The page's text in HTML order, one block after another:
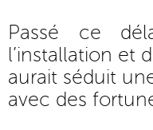
Passé ce
l’installation et
aurait séduit
avec des